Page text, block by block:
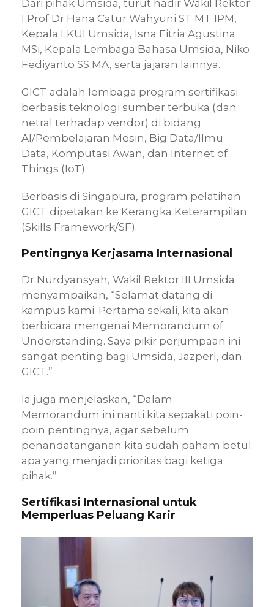
Dari pihak Umsida, turut hadir Wakil Rektor
I Prof Dr Hana Catur Wahyuni ST MT IPM,
Kepala LKUI Umsida, Isna Fitria Agustina
MSi, Kepala Lembaga Bahasa Umsida, Niko
Fediyanto SS MA, serta jajaran lainnya.
GICT adalah lembaga program sertifikasi
berbasis teknologi sumber terbuka (dan
netral terhadap vendor) di bidang
AI/Pembelajaran Mesin, Big Data/Ilmu
Data, Komputasi Awan, dan Internet of
Things (IoT).
Berbasis di Singapura, program pelatihan
GICT dipetakan ke Kerangka Keterampilan
(Skills Framework/SF).
Pentingnya Kerjasama Internasional
Dr Nurdyansyah, Wakil Rektor III Umsida
menyampaikan, “Selamat datang di
kampus kami. Pertama sekali, kita akan
berbicara mengenai Memorandum of
Understanding. Saya pikir perjumpaan ini
sangat penting bagi Umsida, Jazperl, dan
GICT.”
Ia juga menjelaskan, “Dalam
Memorandum ini nanti kita sepakati poin-
poin pentingnya, agar sebelum
penandatanganan kita sudah paham betul
apa yang menjadi prioritas bagi ketiga
pihak.”
Sertifikasi Internasional untuk
Memperluas Peluang Karir